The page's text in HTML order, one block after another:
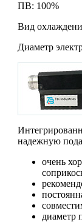
ПВ: 100%
Вид
Диаметр
надежную
очень
диаметр